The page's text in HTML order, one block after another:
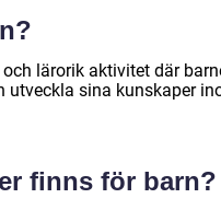
lärorik aktivitet där
sina kunskaper
finns för barn?